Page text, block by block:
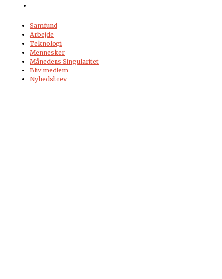
Samfund
Arbejde
Teknologi
Mennesker
Månedens Singularitet
Bliv medlem
Nyhedsbrev